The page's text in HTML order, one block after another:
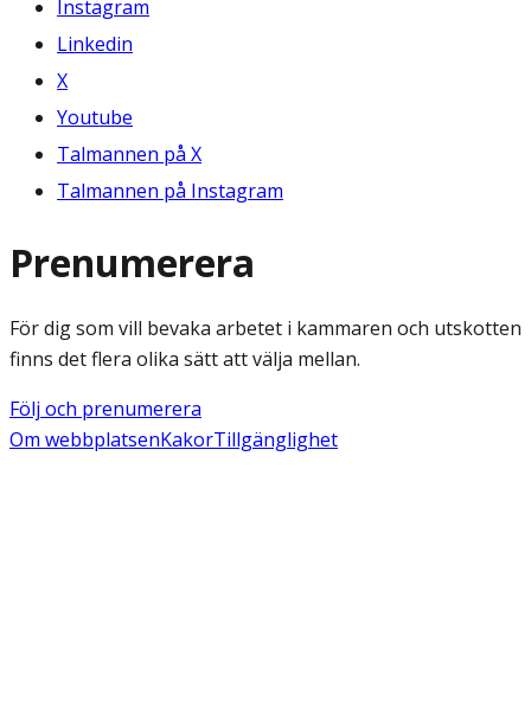
Instagram
Linkedin
X
Youtube
Talmannen på X
Talmannen på Instagram
Prenumerera
För dig som vill bevaka arbetet i kammaren och utskotten
finns det flera olika sätt att välja mellan.
Följ och prenumerera
Om webbplatsenKakorTillgänglighet